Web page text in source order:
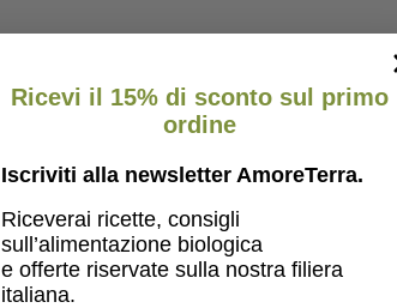
Ricevi il 15% di sconto sul primo
ordine
Iscriviti alla newsletter AmoreTerra.
Riceverai ricette, consigli
sull’alimentazione biologica
e offerte riservate sulla nostra filiera
italiana.